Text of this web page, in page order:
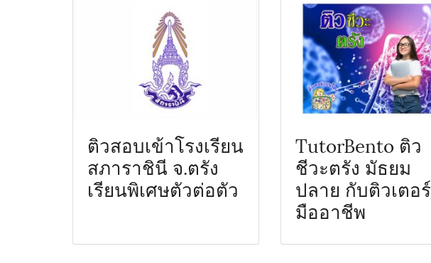
ติวสอบเข้าโรงเรียน
สภาราชินี จ.ตรัง
เรียนพิเศษตัวต่อตัว
TutorBento ติว
ชีวะตรัง มัธยม
ปลาย กับติวเตอร์
มืออาชีพ